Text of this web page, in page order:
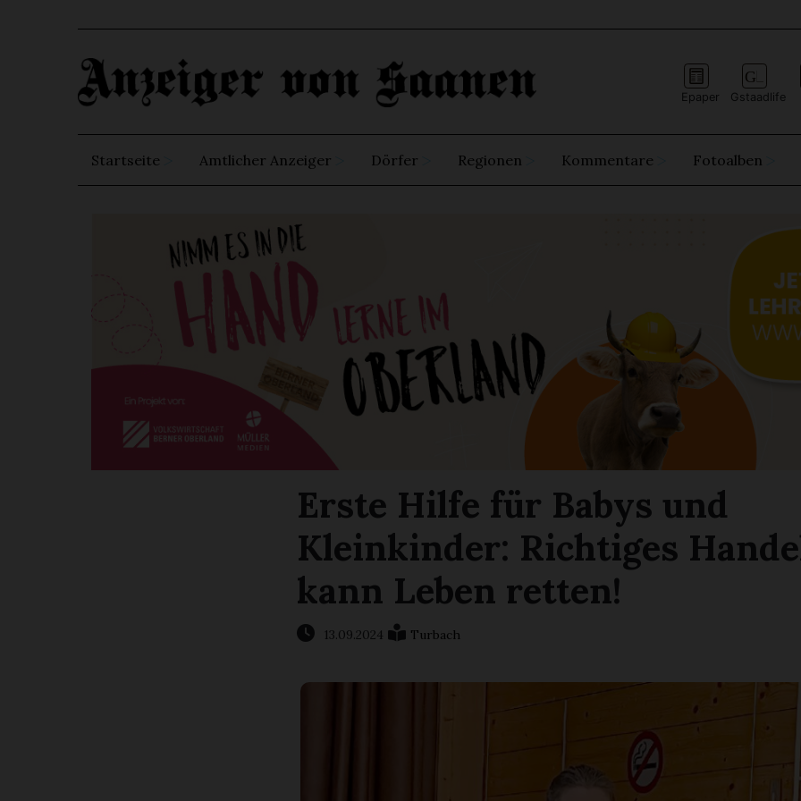
Epaper Gstaadlife
Startseite Amtlicher Anzeiger Dörfer Regionen Kommentare Fotoalben
Erste Hilfe für Babys und
Kleinkinder: Richtiges
kann Leben retten!
13.09.2024 Turbach